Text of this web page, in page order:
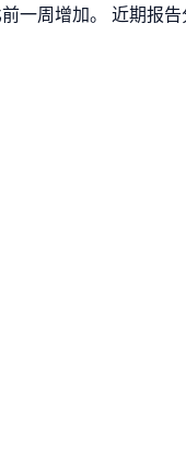
一周增加。 近期报